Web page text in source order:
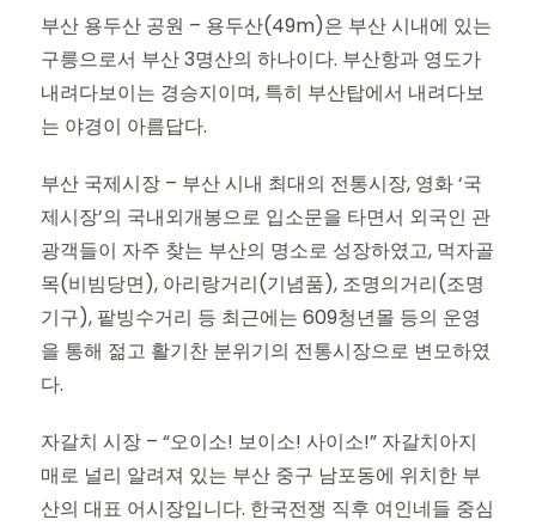
부산 용두산 공원 – 용두산(49m)은 부산 시내에 있는
구릉으로서 부산 3명산의 하나이다. 부산항과 영도가
내려다보이는 경승지이며, 특히 부산탑에서 내려다보
는 야경이 아름답다.
부산 국제시장 – 부산 시내 최대의 전통시장, 영화 ‘국
제시장’의 국내외개봉으로 입소문을 타면서 외국인 관
광객들이 자주 찾는 부산의 명소로 성장하였고, 먹자골
목(비빔당면), 아리랑거리(기념품), 조명의거리(조명
기구), 팥빙수거리 등 최근에는 609청년몰 등의 운영
을 통해 젊고 활기찬 분위기의 전통시장으로 변모하였
다.
자갈치 시장 – “오이소! 보이소! 사이소!” 자갈치아지
매로 널리 알려져 있는 부산 중구 남포동에 위치한 부
산의 대표 어시장입니다. 한국전쟁 직후 여인네들 중심